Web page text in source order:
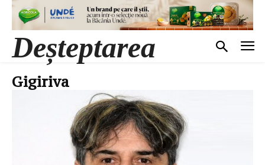
Deșteptarea
Gigiriva